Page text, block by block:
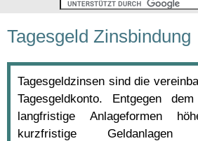
Tagesgeld Zinsbindung
Tagesgeldzinsen sind die
Tagesgeldkonto. Entgegen
langfristige Anlageformen
kurzfristige